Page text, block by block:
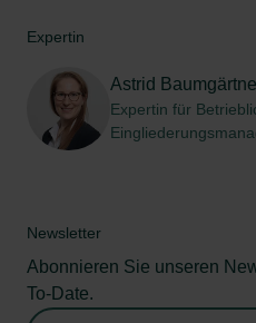
Expertin
Astrid
Expertin für
Newsletter
Abonnieren Sie unseren
To-Date.